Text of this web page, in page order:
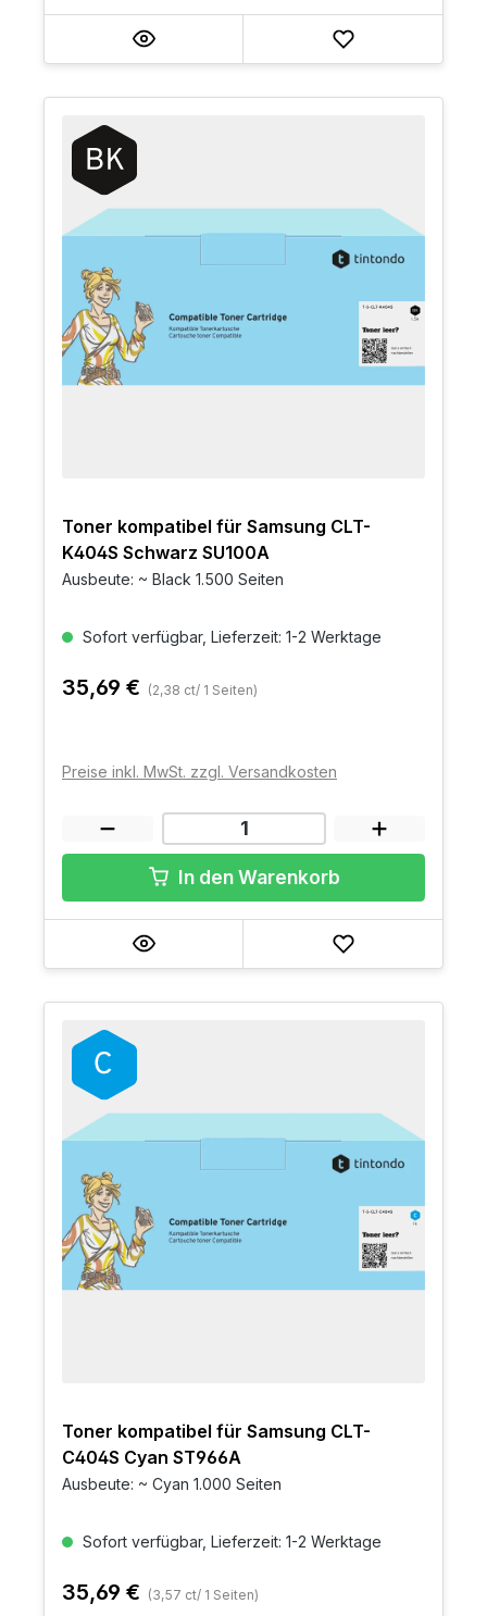
Toner kompatibel für Samsung CLT-
K404S Schwarz SU100A
Ausbeute: ~ Black 1.500 Seiten
Sofort verfügbar, Lieferzeit: 1-2 Werktage
35,69 € (2,38 ct/ 1 Seiten)
Preise inkl. MwSt. zzgl. Versandkosten
In den Warenkorb
Toner kompatibel für Samsung CLT-
C404S Cyan ST966A
Ausbeute: ~ Cyan 1.000 Seiten
Sofort verfügbar, Lieferzeit: 1-2 Werktage
35,69 € (3,57 ct/ 1 Seiten)